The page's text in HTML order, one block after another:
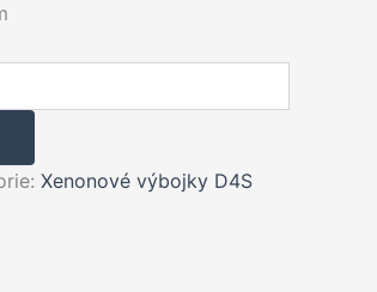
Xenonové výbojky D4S